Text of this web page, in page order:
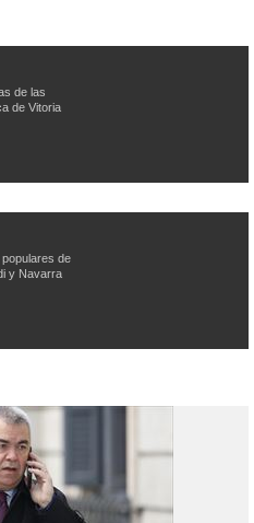
de las
de Vitoria
de
y Navarra